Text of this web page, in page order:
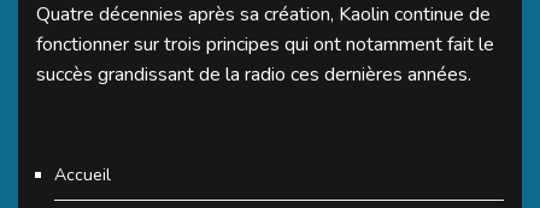
Quatre décennies après sa création, Kaolin continue de
fonctionner sur trois principes qui ont notamment fait le
succès grandissant de la radio ces dernières années.
Accueil